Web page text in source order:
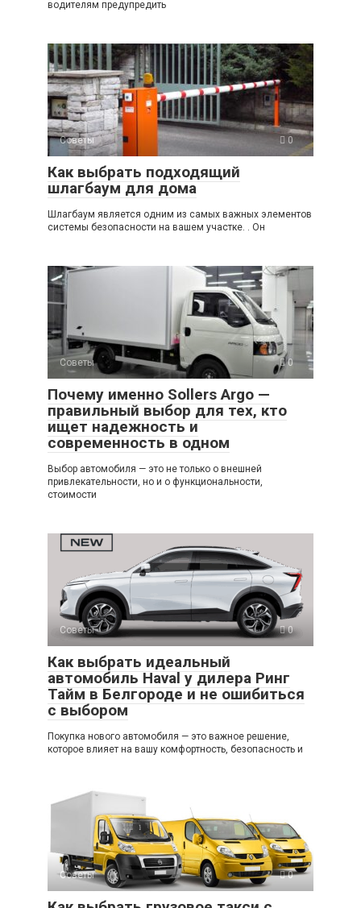
водителям предупредить
Советы 0
Как выбрать подходящий
шлагбаум для дома
Шлагбаум является одним из самых важных элементов
системы безопасности на вашем участке. . Он
Советы 0
Почему именно Sollers Argo —
правильный выбор для тех, кто
ищет надежность и
современность в одном
Выбор автомобиля — это не только о внешней
привлекательности, но и о функциональности,
стоимости
Советы 0
Как выбрать идеальный
автомобиль Haval у дилера Ринг
Тайм в Белгороде и не ошибиться
с выбором
Покупка нового автомобиля — это важное решение,
которое влияет на вашу комфортность, безопасность и
Советы 0